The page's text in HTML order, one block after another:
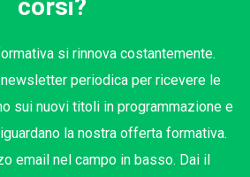
corsi?
si rinnova costantemente.
periodica per ricevere le
sui nuovi titoli in programmazione e
la nostra offerta formativa.
email nel campo in basso. Dai il